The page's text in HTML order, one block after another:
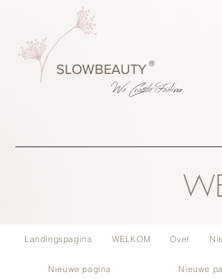
®
SLOWBEAUTY
We CreateFeeling
Landingspagina WELKOM Over
Nieuwe pagina Nieuwe